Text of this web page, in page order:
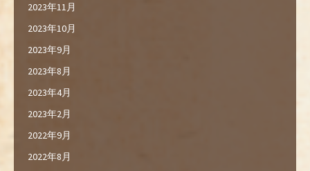
2023年11月
2023年10月
2023年9月
2023年8月
2023年4月
2023年2月
2022年9月
2022年8月